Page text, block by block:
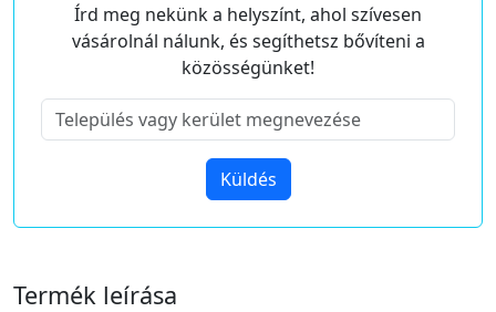
Írd meg nekünk a helyszínt, ahol szívesen
vásárolnál nálunk, és segíthetsz bővíteni a
közösségünket!
Küldés
Termék leírása